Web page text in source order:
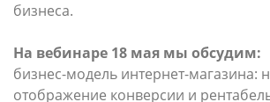
бизнеса.
На вебинаре 18 мая мы обсудим:
бизнес-модель интернет-магазина:
отображение конверсии и